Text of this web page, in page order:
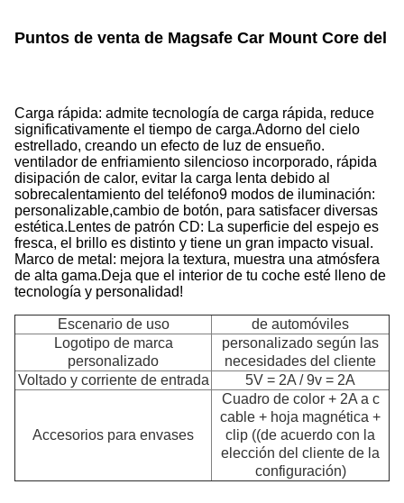
Puntos de venta de Magsafe Car Mount Core del
Carga rápida: admite tecnología de carga rápida, reduce
significativamente el tiempo de carga.Adorno del cielo
estrellado, creando un efecto de luz de ensueño.
ventilador de enfriamiento silencioso incorporado, rápida
disipación de calor, evitar la carga lenta debido al
sobrecalentamiento del teléfono9 modos de iluminación:
personalizable,cambio de botón, para satisfacer diversas
estética.Lentes de patrón CD: La superficie del espejo es
fresca, el brillo es distinto y tiene un gran impacto visual.
Marco de metal: mejora la textura, muestra una atmósfera
de alta gama.Deja que el interior de tu coche esté lleno de
tecnología y personalidad!
Escenario de uso
de automóviles
Logotipo de marca
personalizado
personalizado según las
necesidades del cliente
Voltado y corriente de entrada
5V = 2A / 9v = 2A
Accesorios para envases
Cuadro de color + 2A a c
cable + hoja magnética +
clip ((de acuerdo con la
elección del cliente de la
configuración)